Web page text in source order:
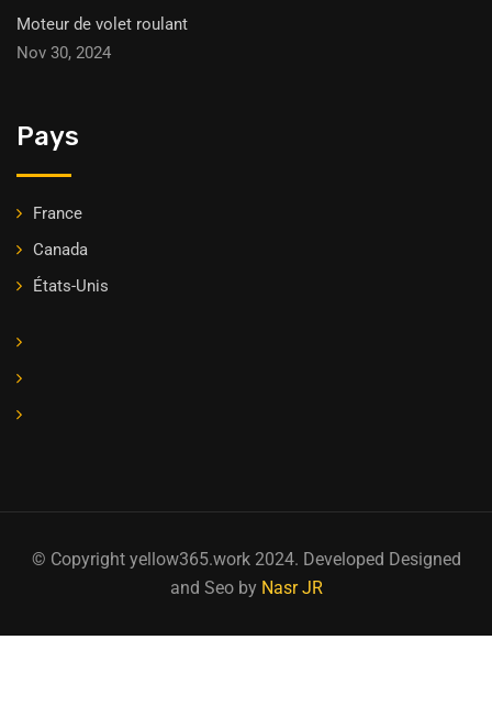
Moteur de volet roulant
Nov 30, 2024
Pays
France
Canada
États-Unis
© Copyright yellow365.work 2024. Developed Designed
and Seo by Nasr JR